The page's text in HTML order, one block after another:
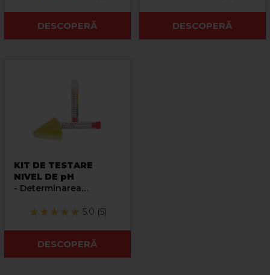
DESCOPERĂ DESCOPERĂ
KIT DE TESTARE
NIVEL DE pH
- Determinarea
caracteristicii de pH a
5.0 (5)
DESCOPERĂ